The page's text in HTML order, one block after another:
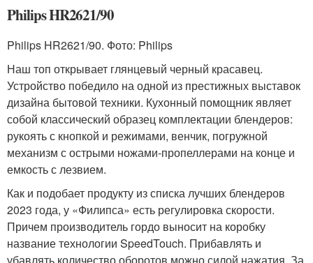
Philips HR2621/90
Philips HR2621/90. Фото: Philips
Наш топ открывает глянцевый черный красавец.
Устройство победило на одной из престижных выставок
дизайна бытовой техники. Кухонный помощник являет
собой классический образец комплектации блендеров:
рукоять с кнопкой и режимами, венчик, погружной
механизм с острыми ножами-пропеллерами на конце и
емкость с лезвием.
Как и подобает продукту из списка лучших блендеров
2023 года, у «Филипса» есть регулировка скорости.
Причем производитель гордо выносит на коробку
название технологии SpeedTouch. Прибавлять и